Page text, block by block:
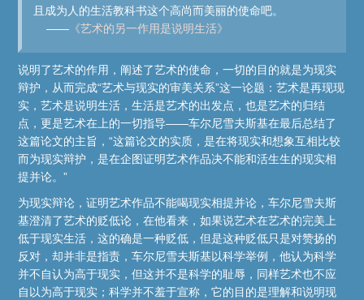
且成为人的生活教科书这个高尚而美丽的使命吧。
—— 《艺术的另一作用是说明生活》
说明了艺术的作用，阐述了艺术的使命，一切的目的就是为现实
辩护，从而完成“艺术与现实的审美关系”这一论题：艺术是再现现
实，艺术是说明生活，生活是艺术的出发点，也是艺术的归结
点，更是艺术在上的一切指导——车尔尼雪夫斯基在最后总结了
这篇论文的主旨，“这篇论文的实质，是在将现实和想象互相比较
而为现实辩护，是在企图证明艺术作品决不能和活生生的现实相
提并论。”
为现实辩论，证明艺术作品不能喝现实相提并论，车尔尼雪夫斯
基澄清了艺术的贬低论，在他看来，如果说艺术在艺术的完美上
低于现实生活，这的确是一种贬低，但是这种贬低只是对赞扬的
反对，却并非是指责，车尔尼雪夫斯基以科学举例，他认为科学
并不自认为高于现实，但这并不是科学的耻辱，同样艺术也不应
自以为高于现实；科学并不羞于宣称，它的目的是理解和说明现